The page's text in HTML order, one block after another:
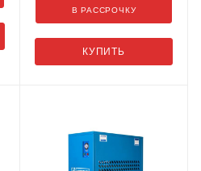
КУПИТЬ
В РАССРОЧКУ